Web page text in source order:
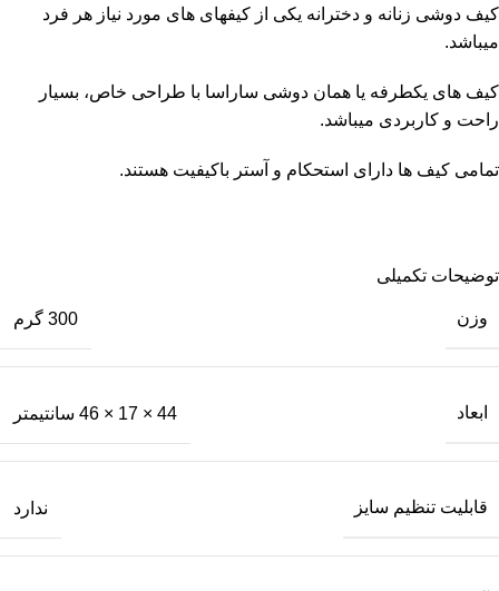
کیف دوشى زنانه و دخترانه یکی از كيفهاى های مورد نیاز هر فرد
میباشد.
کیف های يكطرفه يا همان دوشى ساراسا با طراحی خاص، بسیار
راحت و کاربردی میباشد.
تمامی کیف ها دارای استحكام و آستر باكيفيت هستند.
توضیحات تکمیلی
وزن 300 گرم
ابعاد 44 × 17 × 46 سانتیمتر
قابلیت تنظیم سایز ندارد